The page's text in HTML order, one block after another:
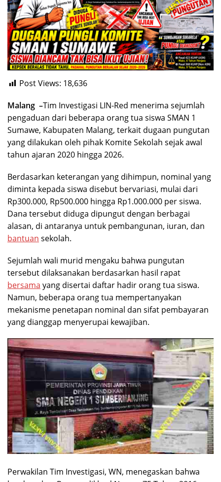
Post Views: 18,636
Malang –Tim Investigasi LIN-Red menerima sejumlah
pengaduan dari beberapa orang tua siswa SMAN 1
Sumawe, Kabupaten Malang, terkait dugaan pungutan
yang dilakukan oleh pihak Komite Sekolah sejak awal
tahun ajaran 2020 hingga 2026.
Berdasarkan keterangan yang dihimpun, nominal yang
diminta kepada siswa disebut bervariasi, mulai dari
Rp300.000, Rp500.000 hingga Rp1.000.000 per siswa.
Dana tersebut diduga dipungut dengan berbagai
alasan, di antaranya untuk pembangunan, iuran, dan
bantuan sekolah.
Sejumlah wali murid mengaku bahwa pungutan
tersebut dilaksanakan berdasarkan hasil rapat
bersama yang disertai daftar hadir orang tua siswa.
Namun, beberapa orang tua mempertanyakan
mekanisme penetapan nominal dan sifat pembayaran
yang dianggap menyerupai kewajiban.
Perwakilan Tim Investigasi, WN, menegaskan bahwa